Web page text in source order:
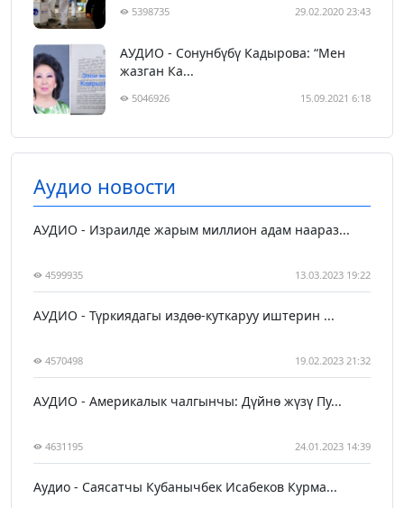
5398735 29.02.2020 23:43
АУДИО - Сонунбүбү Кадырова: “Мен
жазган Ка...
5046926 15.09.2021 6:18
Аудио новости
АУДИО - Израилде жарым миллион адам наараз...
4599935 13.03.2023 19:22
АУДИО - Түркиядагы издөө-куткаруу иштерин ...
4570498 19.02.2023 21:32
АУДИО - Америкалык чалгынчы: Дүйнө жүзү Пу...
4631195 24.01.2023 14:39
Аудио - Саясатчы Кубанычбек Исабеков Курма...